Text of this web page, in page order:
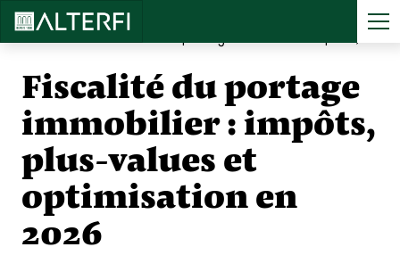
Fiscalité du portage
immobilier : impôts,
plus-values et
optimisation en
2026